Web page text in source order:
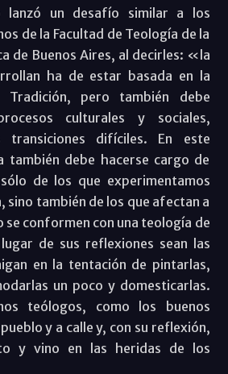
lanzó un desafío similar a los
de la Facultad de Teología de la
de Buenos Aires, al decirles: «la
ha de estar basada en la
Tradición, pero también debe
culturales y sociales,
transiciones difíciles. En este
también debe hacerse cargo de
de los que experimentamos
sino también de los que afectan a
se conformen con una teología de
de sus reflexiones sean las
en la tentación de pintarlas,
un poco y domesticarlas.
teólogos, como los buenos
y a calle y, con su reflexión,
y vino en las heridas de los